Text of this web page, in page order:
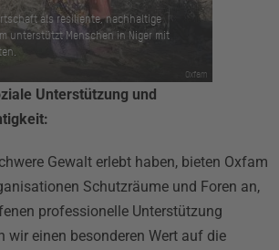
Oxfam
als resiliente, nachhaltige
unterstützt Menschen in Niger mit
Unterstützung und
Gewalt erlebt haben, bieten Oxfam
Schutzräume und Foren an,
professionelle Unterstützung
wir einen besonderen Wert auf die